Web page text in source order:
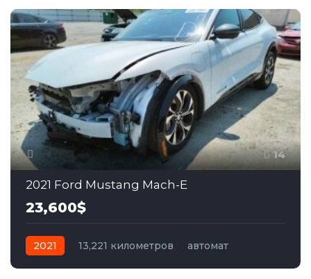
14
2021 Ford Mustang Mach-E
23,600$
2021 13,221 километров
автомат